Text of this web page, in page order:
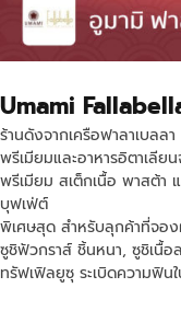
Umami
ร้านดังจากเครือฟาลาเบล
พรีเมียมและอาหารอิตาเลีย
พรีเมียม สเต็กเนื้อ พาสต้า
บุฟเฟ่ต์
พิเศษสุด สำหรับลุกค้าที่จอง
ซูชิฟัวกราส์ ชิ้นหนา, ซูชิเนื้
ทรัฟเฟิลยูซุ ระเบิดความฟิน